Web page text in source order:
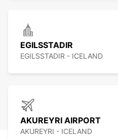
EGILSSTADIR
EGILSSTADIR - ICELAND
AKUREYRI AIRPORT
AKUREYRI - ICELAND